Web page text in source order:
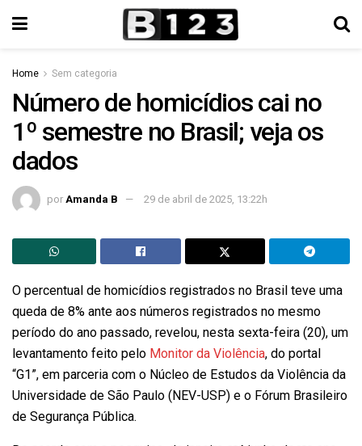
Home Sem categoria
Número de homicídios cai no
1º semestre no Brasil; veja os
dados
por Amanda B 29 de abril de 2025, 13:22h
O percentual de homicídios registrados no Brasil teve uma
queda de 8% ante aos números registrados no mesmo
período do ano passado, revelou, nesta sexta-feira (20), um
levantamento feito pelo Monitor da Violência, do portal
“G1”, em parceria com o Núcleo de Estudos da Violência da
Universidade de São Paulo (NEV-USP) e o Fórum Brasileiro
de Segurança Pública.